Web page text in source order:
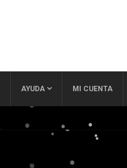
AYUDA MI CUENTA